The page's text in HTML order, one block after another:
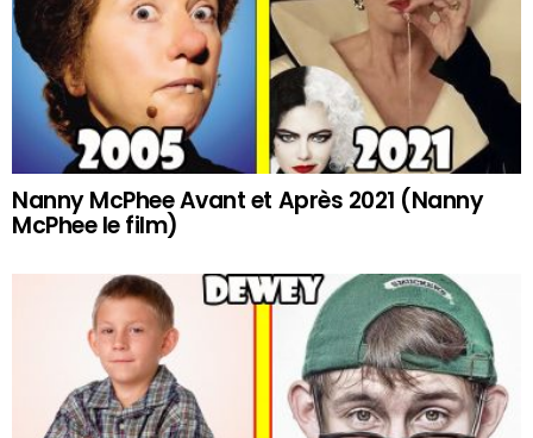
Nanny McPhee Avant et Après 2021 (Nanny
McPhee le film)